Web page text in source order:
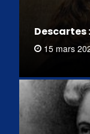
Descartes
15 mars